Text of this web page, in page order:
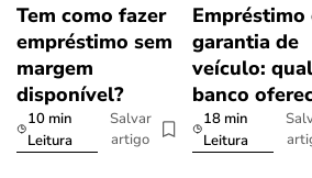
Tem como fazer
empréstimo sem
margem
disponível?
10 min
Leitura
Salvar
artigo
Empréstimo
garantia de
veículo: qual
banco
18 min
Leitura